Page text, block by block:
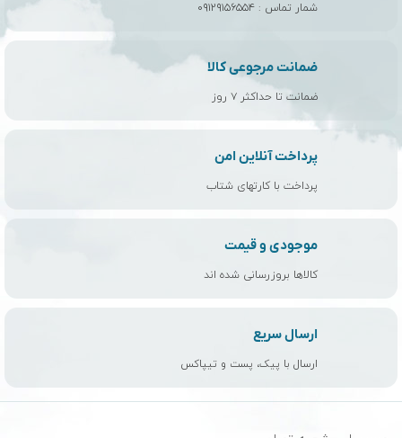
شمار تماس : ۰۹۱۲۹۱۵۶۵۵۴
ضمانت مرجوعی کالا
ضمانت تا حداکثر ۷ روز
پرداخت آنلاین امن
پرداخت با کارتهای شتاب
موجودی و قیمت
کالاها بروزرسانی شده اند
ارسال سریع
ارسال با پیک، پست و تیپاکس